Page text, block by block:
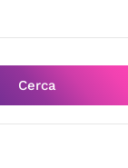
Cerca